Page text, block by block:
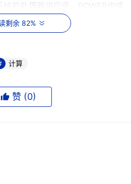
的处理器供应商，POWER也成
统的商用架构。”
，宣布OpenPOWER将转移至
格依照Linux基金会的开源治理原
与红帽、英伟达(NVIDIA)以及迈
计算机的交付工作，即美国能源
剩余 82%
计算
赞 (0)